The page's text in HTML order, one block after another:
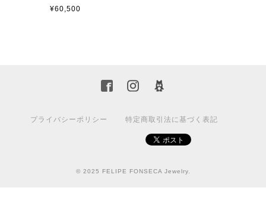
¥60,500
プライバシーポリシー 特定商取引法に基づく表記
© 2025 FELIPE FONSECA Jewelry.